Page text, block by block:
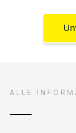
ALLE